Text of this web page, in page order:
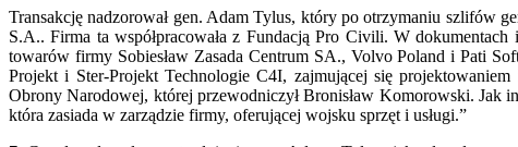
Transakcję nadzorował gen. Adam Tylus, który po otrzymaniu szlifów
S.A.. Firma ta współpracowała z Fundacją Pro Civili. W
towarów firmy Sobiesław Zasada Centrum SA., Volvo Poland i Pati
Projekt i Ster-Projekt Technologie C4I, zajmującej się
Obrony Narodowej, której przewodniczył Bronisław Komorowski. Jak
która zasiada w zarządzie firmy, oferującej wojsku sprzęt i usługi.”